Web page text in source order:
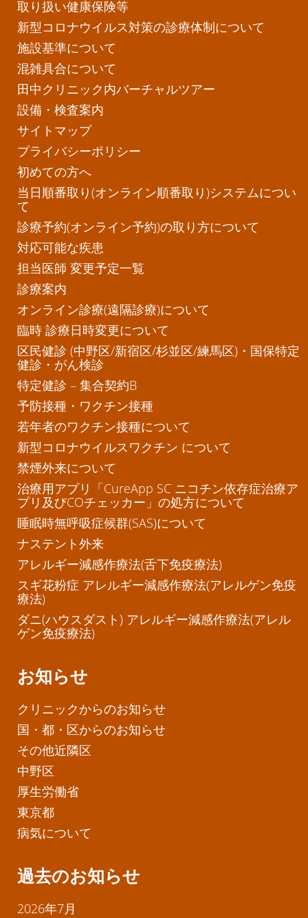
取り扱い健康保険等
新型コロナウイルス対策の診療体制について
施設基準について
混雑具合について
田中クリニック内バーチャルツアー
設備・検査案内
サイトマップ
プライバシーポリシー
初めての方へ
当日順番取り(オンライン順番取り)システムについ
て
診療予約(オンライン予約)の取り方について
対応可能な疾患
担当医師 変更予定一覧
診療案内
オンライン診療(遠隔診療)について
臨時 診療日時変更について
区民健診 (中野区/新宿区/杉並区/練馬区)・国保特定
健診・がん検診
特定健診 – 集合契約B
予防接種・ワクチン接種
若年者のワクチン接種について
新型コロナウイルスワクチン について
禁煙外来について
治療用アプリ「CureApp SC ニコチン依存症治療ア
プリ及びCOチェッカー」の処方について
睡眠時無呼吸症候群(SAS)について
ナステント外来
アレルギー減感作療法(舌下免疫療法)
スギ花粉症 アレルギー減感作療法(アレルゲン免疫
療法)
ダニ(ハウスダスト) アレルギー減感作療法(アレル
ゲン免疫療法)
お知らせ
クリニックからのお知らせ
国・都・区からのお知らせ
その他近隣区
中野区
厚生労働省
東京都
病気について
過去のお知らせ
2026年7月